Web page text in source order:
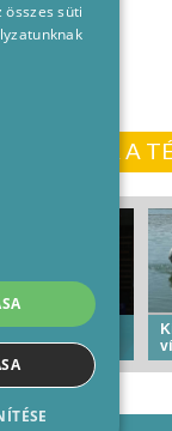
CIKKEINK A
judós
Baján
összes süti